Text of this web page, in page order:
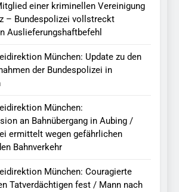
einer kriminellen Vereinigung
– Bundespolizei vollstreckt
Auslieferungshaftbefehl
München: Update zu den
der Bundespolizei in
München:
an Bahnübergang in Aubing /
ermittelt wegen gefährlichen
Bahnverkehr
München: Couragierte
Tatverdächtigen fest / Mann nach